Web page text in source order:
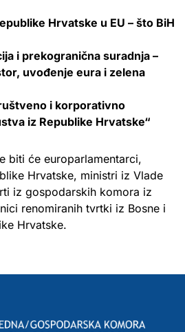
Hrvatske u EU – što BiH
i prekogranična suradnja –
uvođenje eura i zelena
i korporativno
iz Republike Hrvatske“
biti će europarlamentarci,
Hrvatske, ministri iz Vlade
iz gospodarskih komora iz
renomiranih tvrtki iz Bosne i
Hrvatske.